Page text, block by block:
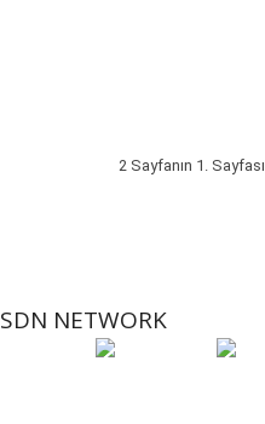
2 Sayfanın 1. Sayfası
SDN NETWORK